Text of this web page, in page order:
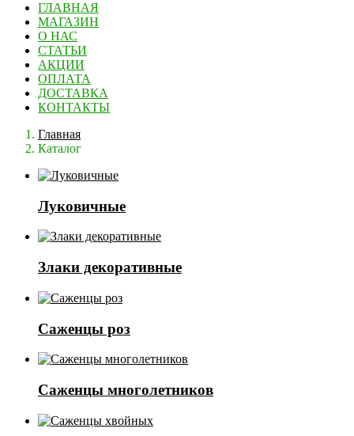
ГЛАВНАЯ
МАГАЗИН
О НАС
СТАТЬИ
АКЦИИ
ОПЛАТА
ДОСТАВКА
КОНТАКТЫ
Главная
Каталог
Луковичные
Злаки декоративные
Саженцы роз
Саженцы многолетников